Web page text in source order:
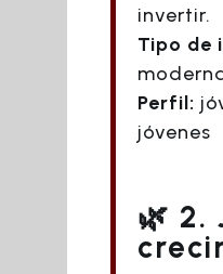
invertir.
Tipo de
Perfil:
jóvenes
🌿 2.